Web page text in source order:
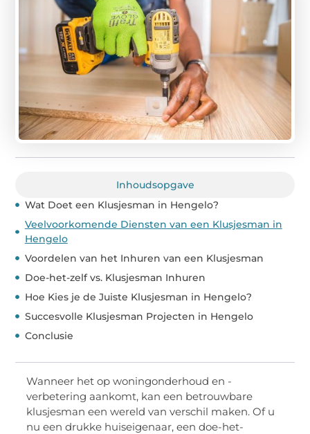
Inhoudsopgave
Wat Doet een Klusjesman in Hengelo?
Veelvoorkomende Diensten van een Klusjesman in
Hengelo
Voordelen van het Inhuren van een Klusjesman
Doe-het-zelf vs. Klusjesman Inhuren
Hoe Kies je de Juiste Klusjesman in Hengelo?
Succesvolle Klusjesman Projecten in Hengelo
Conclusie
Wanneer het op woningonderhoud en -
verbetering aankomt, kan een betrouwbare
klusjesman een wereld van verschil maken. Of u
nu een drukke huiseigenaar, een doe-het-